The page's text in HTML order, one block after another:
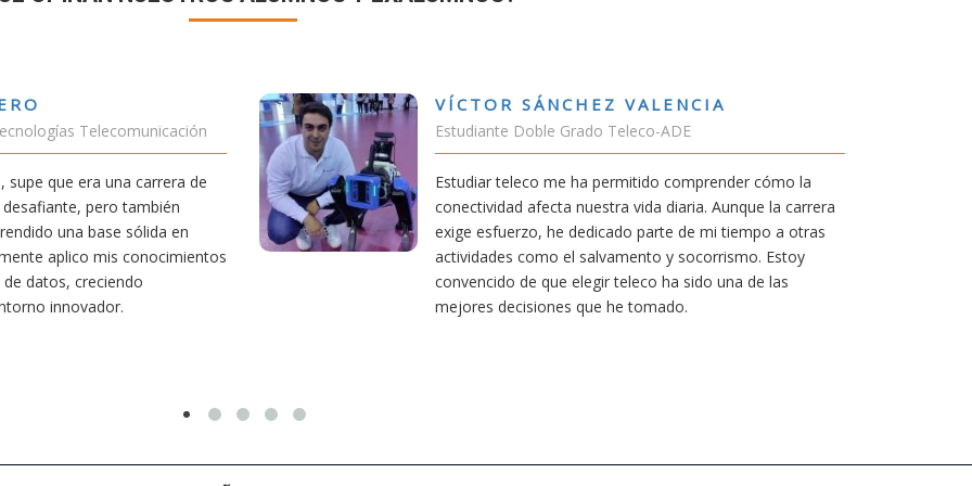
VÍCTOR SÁNCHEZ VALENCIA
Estudiante Doble Grado Teleco-ADE
Estudiar teleco me ha permitido comprender cómo la
conectividad afecta nuestra vida diaria. Aunque la carrera
exige esfuerzo, he dedicado parte de mi tiempo a otras
actividades como el salvamento y socorrismo. Estoy
convencido de que elegir teleco ha sido una de las
mejores decisiones que he tomado.
RUBÉN URRACA
En cualquier carrera necesitas una
mía siempre ha sido poder trabajar
carrera de teleco me dará la
Aunque al principio parezca duro,
mereció la pena por las múltiples